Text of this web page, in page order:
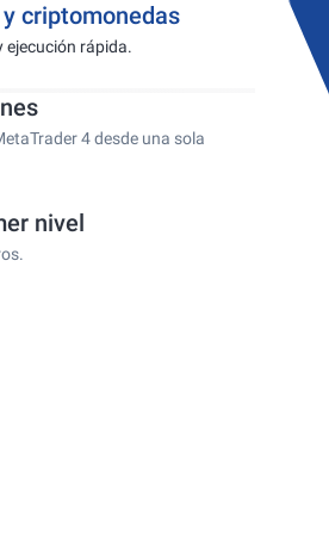
criptomonedas
ejecución rápida.
4 desde una sola
nivel